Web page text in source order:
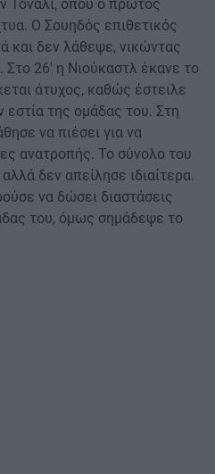
Τονάλι, όπου ο πρώτος
Ο Σουηδός επιθετικός
και δεν λάθεψε, νικώντας
Στο 26′ η Νιούκαστλ έκανε το
άτυχος, καθώς έστειλε
της ομάδας του. Στη
να πιέσει για να
ανατροπής. Το σύνολο του
δεν απείλησε ιδιαίτερα.
να δώσει διαστάσεις
του, όμως σημάδεψε το